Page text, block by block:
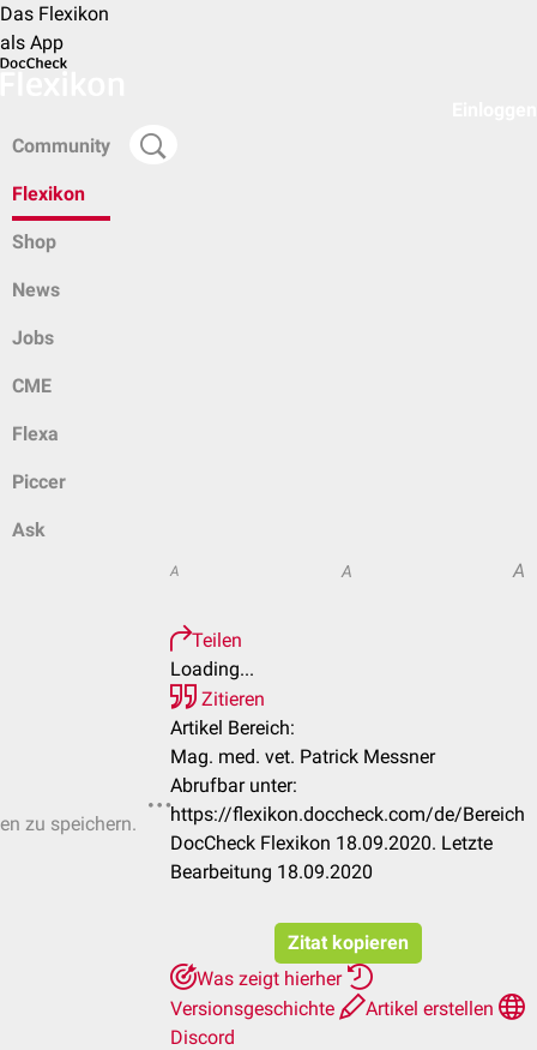
Das Flexikon
als App
Community
Flexikon
Shop
News
Jobs
CME
Flexa
Piccer
Ask
zu speichern.
A A A
Teilen
Loading...
Zitieren
Artikel Bereich:
Mag. med. vet. Patrick Messner
Abrufbar unter:
https://flexikon.doccheck.com/de/Bereich
DocCheck Flexikon 18.09.2020. Letzte
Bearbeitung 18.09.2020
Zitat kopieren
Was zeigt hierher
Versionsgeschichte
Artikel erstellen
Discord